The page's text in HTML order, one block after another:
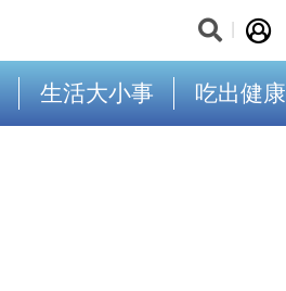
生活大小事 吃出健康